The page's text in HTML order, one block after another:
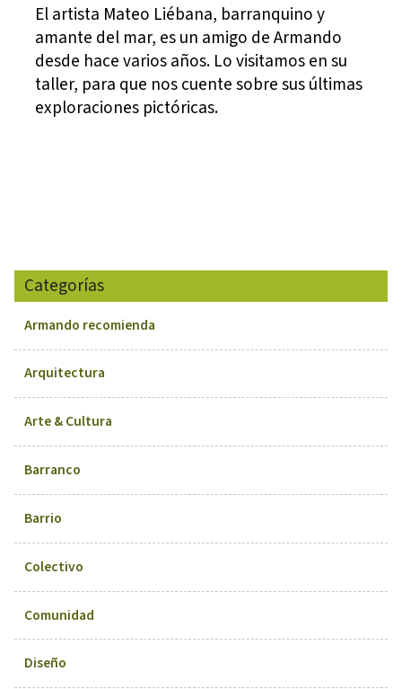
El artista Mateo Liébana, barranquino y
amante del mar, es un amigo de Armando
desde hace varios años. Lo visitamos en su
taller, para que nos cuente sobre sus últimas
exploraciones pictóricas.
Categorías
Armando recomienda
Arquitectura
Arte & Cultura
Barranco
Barrio
Colectivo
Comunidad
Diseño